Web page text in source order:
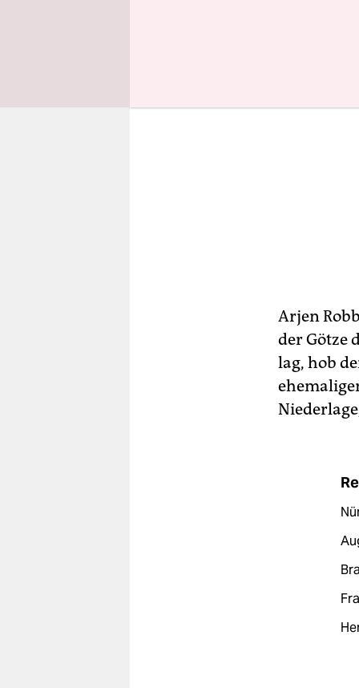
Arjen
der Götze
lag, hob